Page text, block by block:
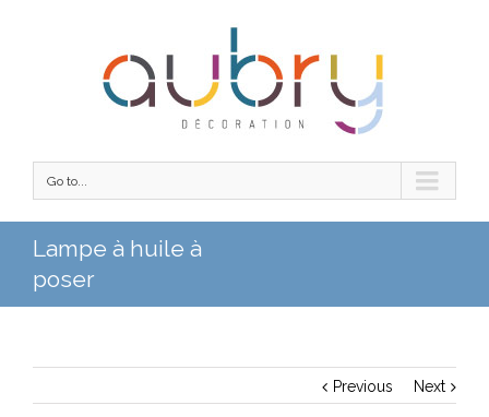
Go to...
Lampe à huile à
poser
Previous Next